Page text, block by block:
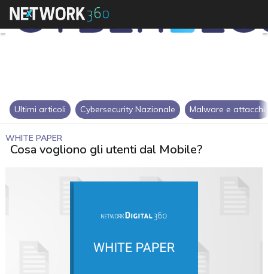
Ultimi articoli Cybersecurity Nazionale Malware e attacchi
WHITE PAPER
Cosa vogliono gli utenti dal Mobile?